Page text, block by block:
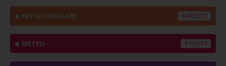
FESTE POPOLARI 14
METEO 4